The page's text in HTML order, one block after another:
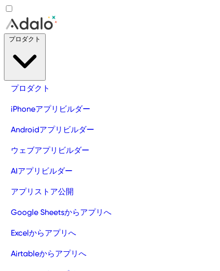
プロダクト
iPhoneアプリビルダー
Androidアプリビルダー
ウェブアプリビルダー
AIアプリビルダー
アプリストア公開
Google Sheetsからアプリへ
Excelからアプリへ
Airtableからアプリへ